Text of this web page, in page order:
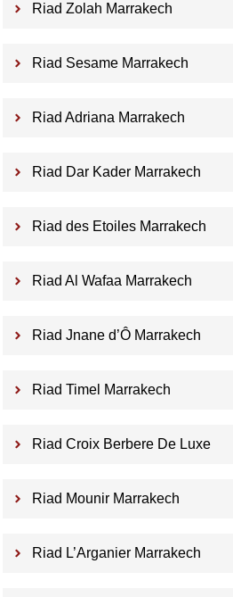
Riad Zolah Marrakech
Riad Sesame Marrakech
Riad Adriana Marrakech
Riad Dar Kader Marrakech
Riad des Etoiles Marrakech
Riad Al Wafaa Marrakech
Riad Jnane d’Ô Marrakech
Riad Timel Marrakech
Riad Croix Berbere De Luxe
Riad Mounir Marrakech
Riad L’Arganier Marrakech